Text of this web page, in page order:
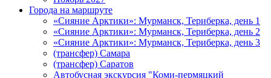
Города на маршруте
«Сияние Арктики»: Мурманск, Териберка, день 1
«Сияние Арктики»: Мурманск, Териберка, день 2
«Сияние Арктики»: Мурманск, Териберка, день 3
(трансфер) Самара
(трансфер) Саратов
Автобусная экскурсия "Коми-пермяцкий